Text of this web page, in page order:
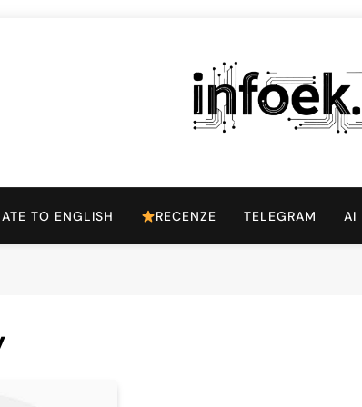
Infoek.cz
TO ENGLISH RECENZE TELEGRAM AI